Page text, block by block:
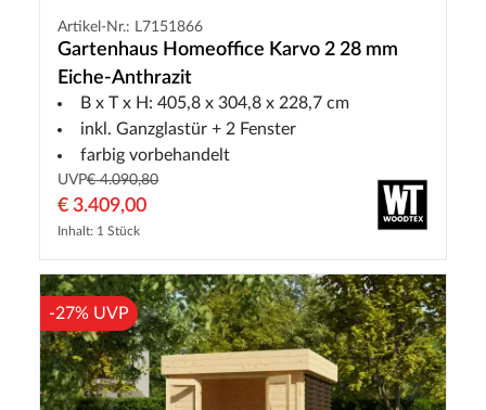
Artikel-Nr.: L7151866
Gartenhaus Homeoffice Karvo 2 28 mm
Eiche-Anthrazit
B x T x H: 405,8 x 304,8 x 228,7 cm
inkl. Ganzglastür + 2 Fenster
farbig vorbehandelt
UVP€ 4.090,80
€ 3.409,00
Inhalt: 1 Stück
-27% UVP